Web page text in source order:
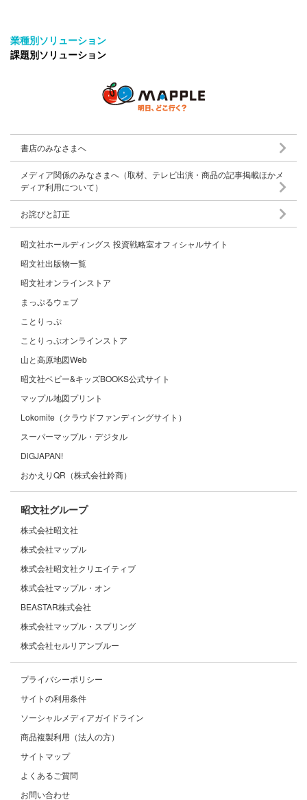
業種別ソリューション
課題別ソリューション
書店のみなさまへ
メディア関係のみなさまへ（取材、テレビ出演・商品の記事掲載ほかメ
ディア利用について）
お詫びと訂正
昭文社ホールディングス 投資戦略室オフィシャルサイト
昭文社出版物一覧
昭文社オンラインストア
まっぷるウェブ
ことりっぷ
ことりっぷオンラインストア
山と高原地図Web
昭文社ベビー&キッズBOOKS公式サイト
マップル地図プリント
Lokomite（クラウドファンディングサイト）
スーパーマップル・デジタル
DiGJAPAN!
おかえりQR（株式会社鈴商）
昭文社グループ
株式会社昭文社
株式会社マップル
株式会社昭文社クリエイティブ
株式会社マップル・オン
BEASTAR株式会社
株式会社マップル・スプリング
株式会社セルリアンブルー
プライバシーポリシー
サイトの利用条件
ソーシャルメディアガイドライン
商品複製利用（法人の方）
サイトマップ
よくあるご質問
お問い合わせ